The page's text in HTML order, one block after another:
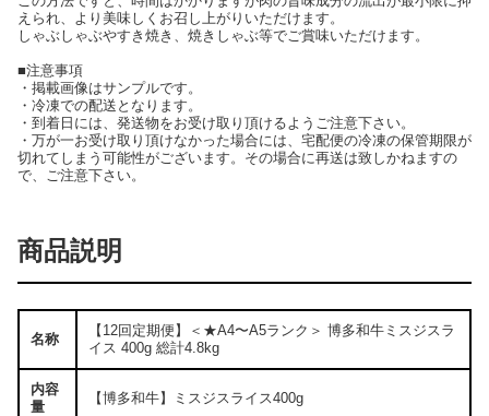
えられ、より美味しくお召し上がりいただけます。
しゃぶしゃぶやすき焼き、焼きしゃぶ等でご賞味いただけます。
■注意事項
・掲載画像はサンプルです。
・冷凍での配送となります。
・到着日には、発送物をお受け取り頂けるようご注意下さい。
・万が一お受け取り頂けなかった場合には、宅配便の冷凍の保管期限が
切れてしまう可能性がございます。その場合に再送は致しかねますの
で、ご注意下さい。
商品説明
名称
【12回定期便】＜★A4〜A5ランク＞ 博多和牛ミスジスラ
イス 400g 総計4.8kg
内容
量
【博多和牛】ミスジスライス400g